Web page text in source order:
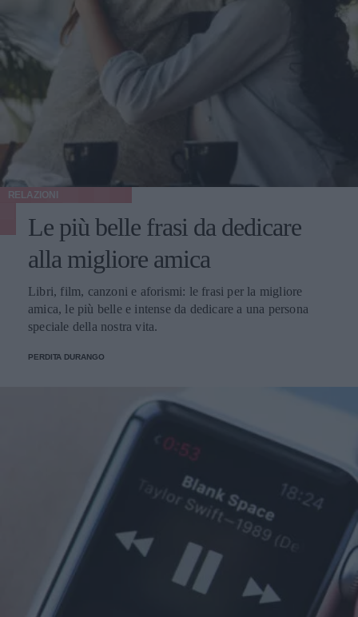
RELAZIONI
Le più belle frasi da dedicare
alla migliore amica
Libri, film, canzoni e aforismi: le frasi per la migliore
amica, le più belle e intense da dedicare a una persona
speciale della nostra vita.
PERDITA DURANGO